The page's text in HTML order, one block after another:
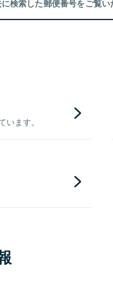
検索した郵便番号をご覧い
ます。